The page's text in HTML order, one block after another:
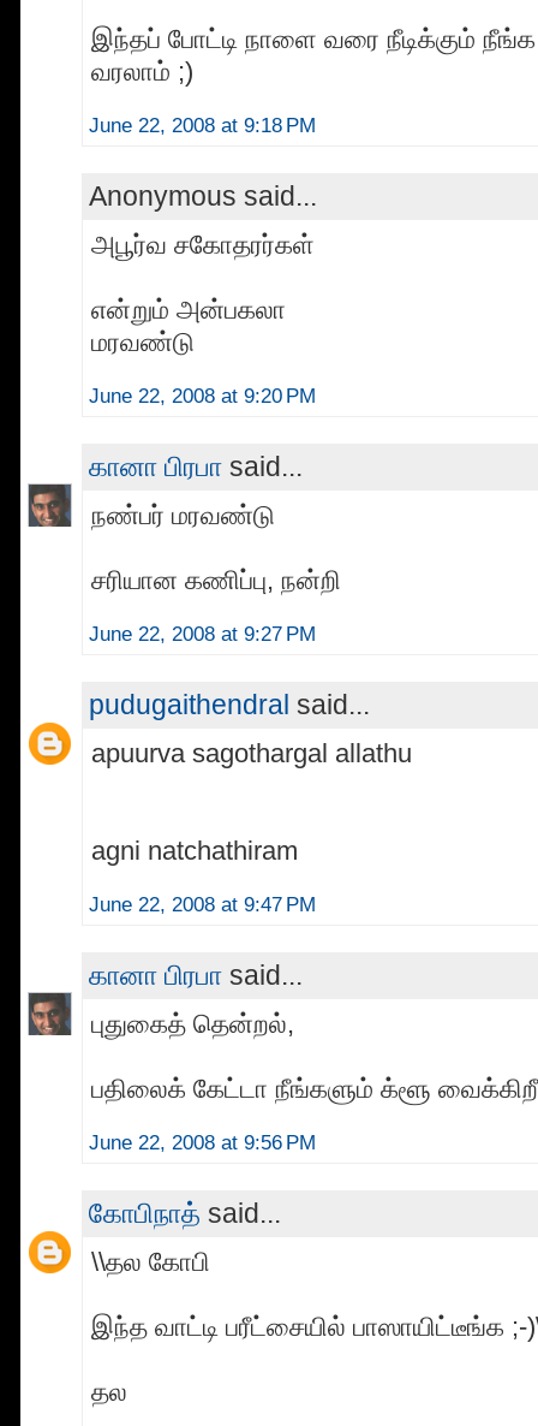
இந்தப் போட்டி நாளை வரை நீடிக்கும்
வரலாம் ;)
June 22, 2008 at 9:18 PM
Anonymous said...
அபூர்வ சகோதரர்கள்
என்றும் அன்பகலா
மரவண்டு
June 22, 2008 at 9:20 PM
கானா பிரபா said...
நண்பர் மரவண்டு
சரியான கணிப்பு, நன்றி
June 22, 2008 at 9:27 PM
pudugaithendral said...
apuurva sagothargal allathu
agni natchathiram
June 22, 2008 at 9:47 PM
கானா பிரபா said...
புதுகைத் தென்றல்,
பதிலைக் கேட்டா நீங்களும் க்ளூ
June 22, 2008 at 9:56 PM
கோபிநாத் said...
\\தல கோபி
இந்த வாட்டி பரீட்சையில் பாஸாயிட்டீங்க ;-
தல